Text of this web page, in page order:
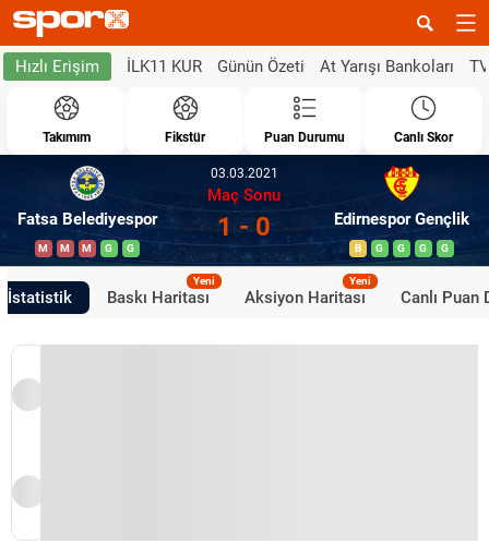
Hızlı Erişim İLK11 KUR Günün Özeti At Yarışı Bankoları
Takımım Fikstür Puan Durumu Canlı Skor
Fatsa Belediyespor
M M M G G
03.03.2021
Maç Sonu
1 - 0 Edirnespor Gençlik
B G G G G
İstatistik Baskı Haritası
Yeni
Aksiyon Haritası
Yeni
Canlı Puan